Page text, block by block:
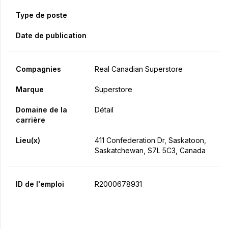
Type de poste
Date de publication
Compagnies Real Canadian Superstore
Marque Superstore
Domaine de la
carrière
Détail
Lieu(x)
411 Confederation Dr, Saskatoon,
Saskatchewan, S7L 5C3, Canada
ID de l'emploi R2000678931